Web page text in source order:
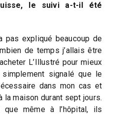
le suivi a-t-il été
pas expliqué beaucoup de
de temps j’allais être
L’Illustré pour mieux
simplement signalé que le
dans mon cas et
la maison durant sept jours.
que même à l’hôpital, ils